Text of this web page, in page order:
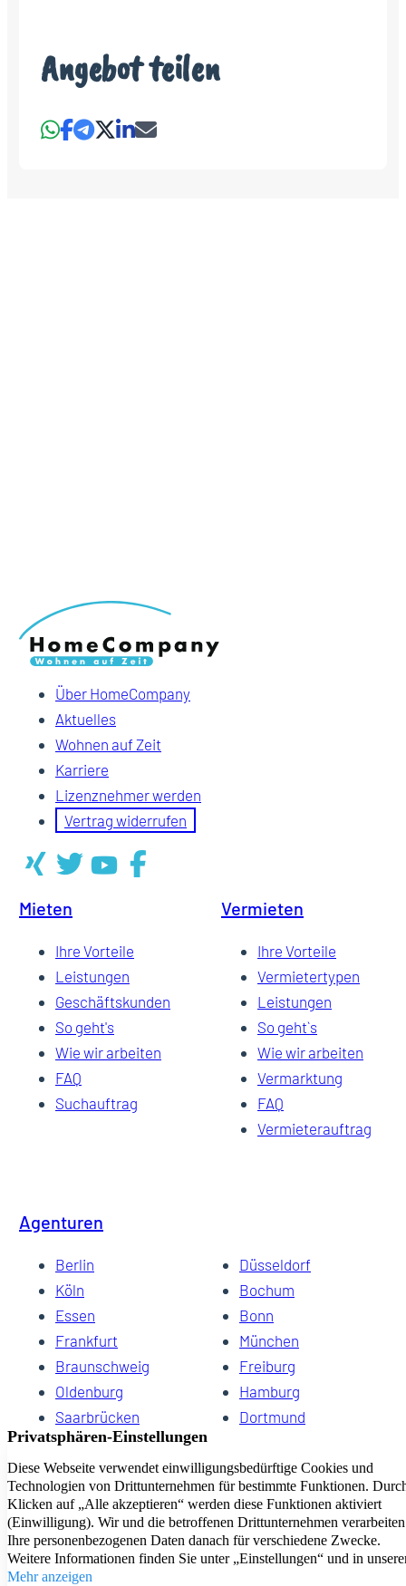
Angebot teilen
Über HomeCompany
Aktuelles
Wohnen auf Zeit
Karriere
Lizenznehmer werden
Vertrag widerrufen
Mieten
Ihre Vorteile
Leistungen
Geschäftskunden
So geht's
Wie wir arbeiten
FAQ
Suchauftrag
Vermieten
Ihre Vorteile
Vermietertypen
Leistungen
So geht`s
Wie wir arbeiten
Vermarktung
FAQ
Vermieterauftrag
Agenturen
Berlin
Düsseldorf
Köln
Bochum
Essen
Bonn
Frankfurt
München
Braunschweig
Freiburg
Oldenburg
Hamburg
Saarbrücken
Dortmund
Hannover
Dresden
Kiel
Wuppertal
Bremen